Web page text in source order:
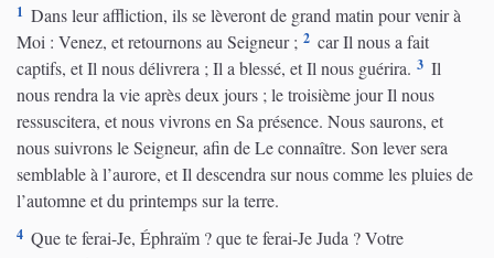
1 Dans leur affliction, ils se lèveront de grand matin pour venir à
Moi : Venez, et retournons au Seigneur ; 2 car Il nous a fait
captifs, et Il nous délivrera ; Il a blessé, et Il nous guérira. 3 Il
nous rendra la vie après deux jours ; le troisième jour Il nous
ressuscitera, et nous vivrons en Sa présence. Nous saurons, et
nous suivrons le Seigneur, afin de Le connaître. Son lever sera
semblable à l’aurore, et Il descendra sur nous comme les pluies de
l’automne et du printemps sur la terre.
4 Que te ferai-Je, Éphraïm ? que te ferai-Je Juda ? Votre